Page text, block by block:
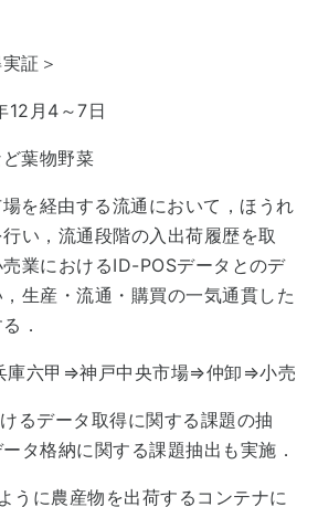
証＞
12月4～7日
葉物野菜
を経由する流通において，ほうれ
い，流通段階の入出荷履歴を取
業におけるID-POSデータとのデ
生産・流通・購買の一気通貫した
．
庫六甲⇒神戸中央市場⇒仲卸⇒小売
るデータ取得に関する課題の抽
タ格納に関する課題抽出も実施．
うに農産物を出荷するコンテナに